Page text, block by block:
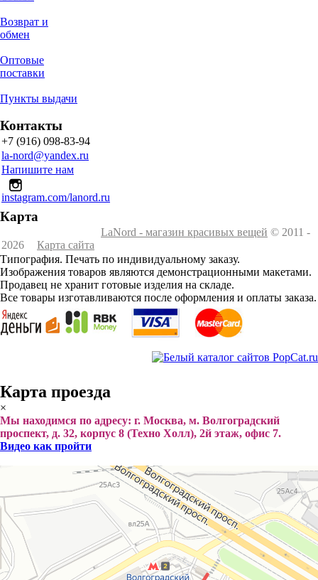
Возврат и
обмен
Оптовые
поставки
Пункты выдачи
Контакты
+7 (916) 098-83-94
la-nord@yandex.ru
Напишите нам
instagram.com/lanord.ru
Карта
LaNord - магазин красивых вещей © 2011 -
2026
Карта сайта
Типография. Печать по индивидуальному заказу.
Изображения товаров являются демонстрационными макетами.
Продавец не хранит готовые изделия на складе.
Все товары изготавливаются после оформления и оплаты заказа.
Карта проезда
×
Мы находимся по адресу: г. Москва, м. Волгоградский
проспект, д. 32, корпус 8 (Техно Холл), 2й этаж, офис 7.
Видео как пройти